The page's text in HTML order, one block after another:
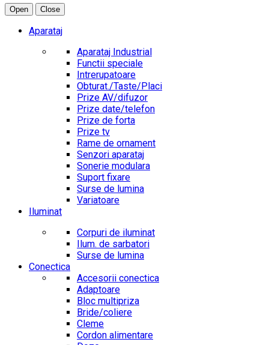
Open Close
Aparataj
Aparataj Industrial
Functii speciale
Intrerupatoare
Obturat./Taste/Placi
Prize AV/difuzor
Prize date/telefon
Prize de forta
Prize tv
Rame de ornament
Senzori aparataj
Sonerie modulara
Suport fixare
Surse de lumina
Variatoare
Iluminat
Corpuri de iluminat
Ilum. de sarbatori
Surse de lumina
Conectica
Accesorii conectica
Adaptoare
Bloc multipriza
Bride/coliere
Cleme
Cordon alimentare